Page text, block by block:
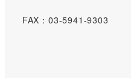
FAX：03-5941-9303